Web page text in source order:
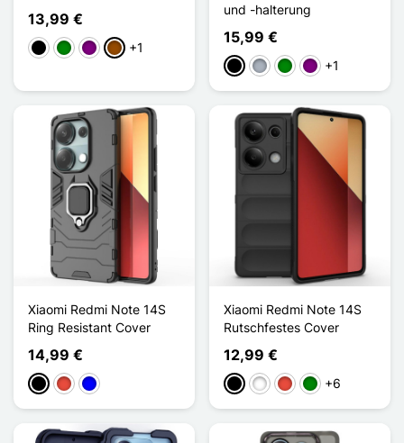
13,99 €
Schwarz
GrünViolettBraun
+1
und -halterung
15,99 €
Schwarz
GrauGrünViolett
+1
Xiaomi Redmi Note 14S
Ring Resistant Cover
14,99 €
Schwarz
Rot Blau
Xiaomi Redmi Note 14S
Rutschfestes Cover
12,99 €
Schwarz
WeißRot Grün+6